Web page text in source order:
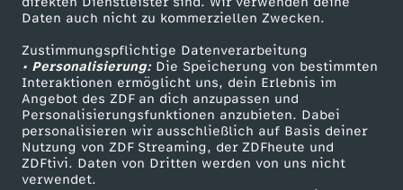
Daten auch nicht zu kommerziellen Zwecken.
Zustimmungspflichtige Datenverarbeitung
• Personalisierung:Die Speicherung von bestimmten
Interaktionen ermöglicht uns, dein Erlebnis im
Angebot des ZDF an dich anzupassen und
Personalisierungsfunktionen anzubieten. Dabei
personalisieren wir ausschließlich auf Basis deiner
Nutzung von ZDF Streaming, der ZDFheute und
ZDFtivi. Daten von Dritten werden von uns nicht
verwendet.
e
m
e
r
ZDFtext
Livestreams
Sendungen A-Z
TV-Programm
Tickets
Zuschauerservice
Hilfe